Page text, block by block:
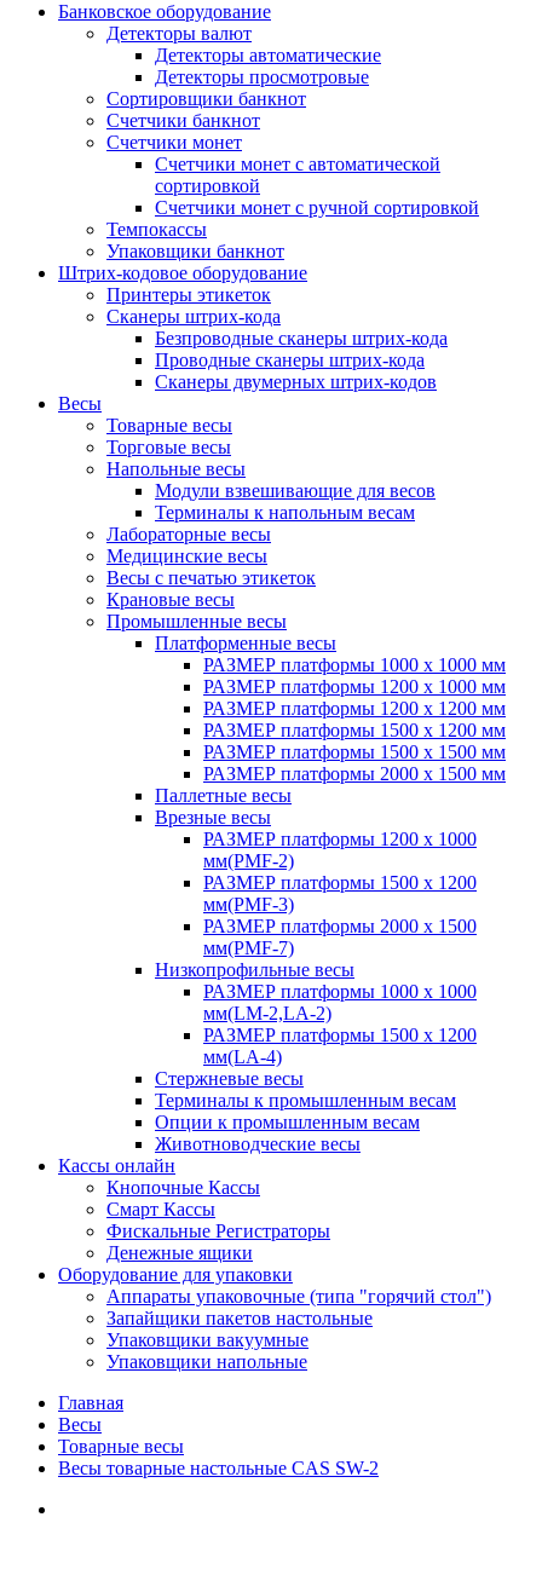
Банковское оборудование
Детекторы валют
Детекторы автоматические
Детекторы просмотровые
Сортировщики банкнот
Счетчики банкнот
Счетчики монет
Счетчики монет с автоматической
сортировкой
Счетчики монет с ручной сортировкой
Темпокассы
Упаковщики банкнот
Штрих-кодовое оборудование
Принтеры этикеток
Сканеры штрих-кода
Безпроводные сканеры штрих-кода
Проводные сканеры штрих-кода
Сканеры двумерных штрих-кодов
Весы
Товарные весы
Торговые весы
Напольные весы
Модули взвешивающие для весов
Терминалы к напольным весам
Лабораторные весы
Медицинские весы
Весы с печатью этикеток
Крановые весы
Промышленные весы
Платформенные весы
РАЗМЕР платформы 1000 х 1000 мм
РАЗМЕР платформы 1200 х 1000 мм
РАЗМЕР платформы 1200 х 1200 мм
РАЗМЕР платформы 1500 х 1200 мм
РАЗМЕР платформы 1500 х 1500 мм
РАЗМЕР платформы 2000 х 1500 мм
Паллетные весы
Врезные весы
РАЗМЕР платформы 1200 х 1000
мм(PMF-2)
РАЗМЕР платформы 1500 х 1200
мм(PMF-3)
РАЗМЕР платформы 2000 х 1500
мм(PMF-7)
Низкопрофильные весы
РАЗМЕР платформы 1000 х 1000
мм(LM-2,LA-2)
РАЗМЕР платформы 1500 х 1200
мм(LA-4)
Стержневые весы
Терминалы к промышленным весам
Опции к промышленным весам
Животноводческие весы
Кассы онлайн
Кнопочные Кассы
Смарт Кассы
Фискальные Регистраторы
Денежные ящики
Оборудование для упаковки
Аппараты упаковочные (типа "горячий стол")
Запайщики пакетов настольные
Упаковщики вакуумные
Упаковщики напольные
Главная
Весы
Товарные весы
Весы товарные настольные CAS SW-2